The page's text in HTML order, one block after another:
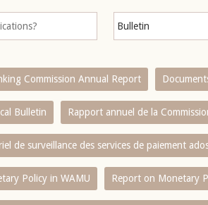
Commission Annual Report
Bulletin Rapport annuel de la
de surveillance des services de paiement
Policy in WAMU Report on Monetary